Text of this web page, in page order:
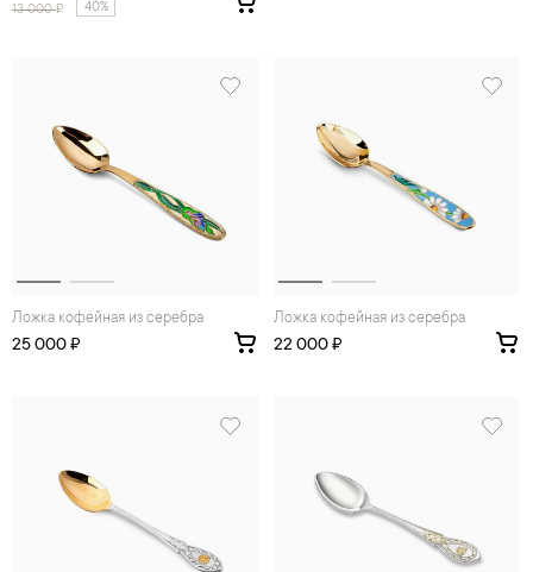
13 000₽ 40%
Ложка кофейная из серебра
25 000 ₽
Ложка кофейная из серебра
22 000 ₽